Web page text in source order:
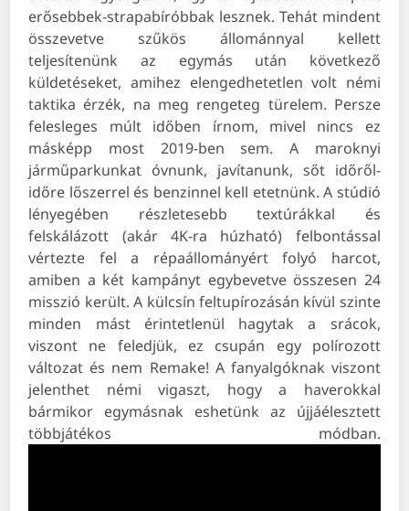
erősebbek-strapabíróbbak lesznek. Tehát mindent
összevetve szűkös állománnyal kellett
teljesítenünk az egymás után következő
küldetéseket, amihez elengedhetetlen volt némi
taktika érzék, na meg rengeteg türelem. Persze
felesleges múlt időben írnom, mivel nincs ez
másképp most 2019-ben sem. A maroknyi
járműparkunkat óvnunk, javítanunk, sőt időről-
időre lőszerrel és benzinnel kell etetnünk. A stúdió
lényegében részletesebb textúrákkal és
felskálázott (akár 4K-ra húzható) felbontással
vértezte fel a répaállományért folyó harcot,
amiben a két kampányt egybevetve összesen 24
misszió került. A külcsín feltupírozásán kívül szinte
minden mást érintetlenül hagytak a srácok,
viszont ne feledjük, ez csupán egy polírozott
változat és nem Remake! A fanyalgóknak viszont
jelenthet némi vigaszt, hogy a haverokkal
bármikor egymásnak eshetünk az újjáélesztett
többjátékos módban.